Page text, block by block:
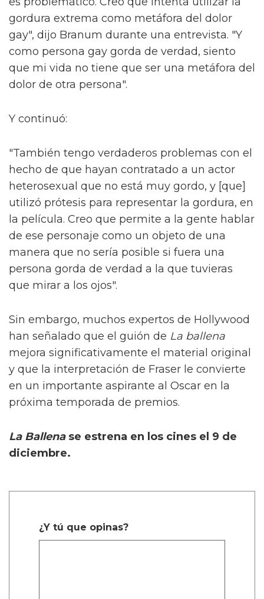
gordura extrema como metáfora del dolor
gay", dijo Branum durante una entrevista. "Y
como persona gay gorda de verdad, siento
que mi vida no tiene que ser una metáfora del
dolor de otra persona".
Y continuó:
"También tengo verdaderos problemas con el
hecho de que hayan contratado a un actor
heterosexual que no está muy gordo, y [que]
utilizó prótesis para representar la gordura, en
la película. Creo que permite a la gente hablar
de ese personaje como un objeto de una
manera que no sería posible si fuera una
persona gorda de verdad a la que tuvieras
que mirar a los ojos".
Sin embargo, muchos expertos de Hollywood
han señalado que el guión de La ballena
mejora significativamente el material original
y que la interpretación de Fraser le convierte
en un importante aspirante al Oscar en la
próxima temporada de premios.
La Ballenase estrena en los cines el 9 de
diciembre.
¿Y tú que opinas?